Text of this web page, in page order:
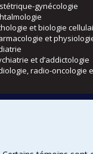
gynécologie
et biologie
et
et d’addictologie
radio-oncologie